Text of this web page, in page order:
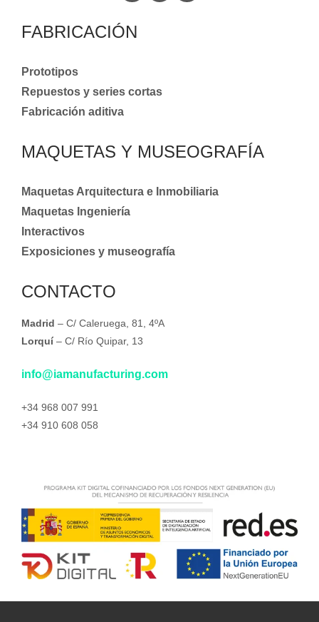
FABRICACIÓN
Prototipos
Repuestos y series cortas
Fabricación aditiva
MAQUETAS Y MUSEOGRAFÍA
Maquetas Arquitectura e Inmobiliaria
Maquetas Ingeniería
Interactivos
Exposiciones y museografía
CONTACTO
Madrid – C/ Caleruega, 81, 4ºA
Lorquí– C/ Río Quipar, 13
info@iamanufacturing.com
+34 968 007 991
+34 910 608 058